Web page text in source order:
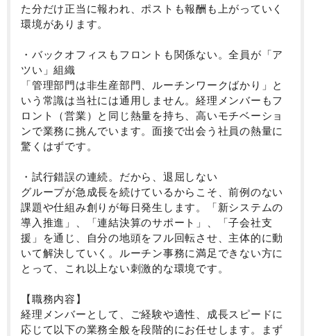
た分だけ正当に報われ、ポストも報酬も上がっていく
環境があります。
・バックオフィスもフロントも関係ない。全員が「ア
ツい」組織
「管理部門は非生産部門、ルーチンワークばかり」と
いう常識は当社には通用しません。経理メンバーもフ
ロント（営業）と同じ熱量を持ち、高いモチベーショ
ンで業務に挑んでいます。面接で出会う社員の熱量に
驚くはずです。
・試行錯誤の連続。だから、退屈しない
グループが急成長を続けているからこそ、前例のない
課題や仕組み創りが毎日発生します。「新システムの
導入推進」、「連結決算のサポート」、「子会社支
援」を通じ、自分の地頭をフル回転させ、主体的に動
いて解決していく。ルーチン事務に満足できない方に
とって、これ以上ない刺激的な環境です。
【職務内容】
経理メンバーとして、ご経験や適性、成長スピードに
応じて以下の業務全般を段階的にお任せします。まず